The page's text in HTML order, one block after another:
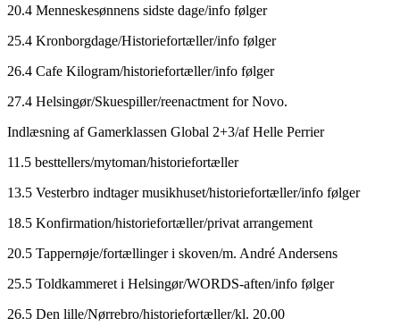
20.4 Menneskesønnens sidste dage/info følger
25.4 Kronborgdage/Historiefortæller/info følger
26.4 Cafe Kilogram/historiefortæller/info følger
27.4 Helsingør/Skuespiller/reenactment for Novo.
Indlæsning af Gamerklassen Global 2+3/af Helle Perrier
11.5 besttellers/mytoman/historiefortæller
13.5 Vesterbro indtager musikhuset/historiefortæller/info følger
18.5 Konfirmation/historiefortæller/privat arrangement
20.5 Tappernøje/fortællinger i skoven/m. André Andersens
25.5 Toldkammeret i Helsingør/WORDS-aften/info følger
26.5 Den lille/Nørrebro/historiefortæller/kl. 20.00